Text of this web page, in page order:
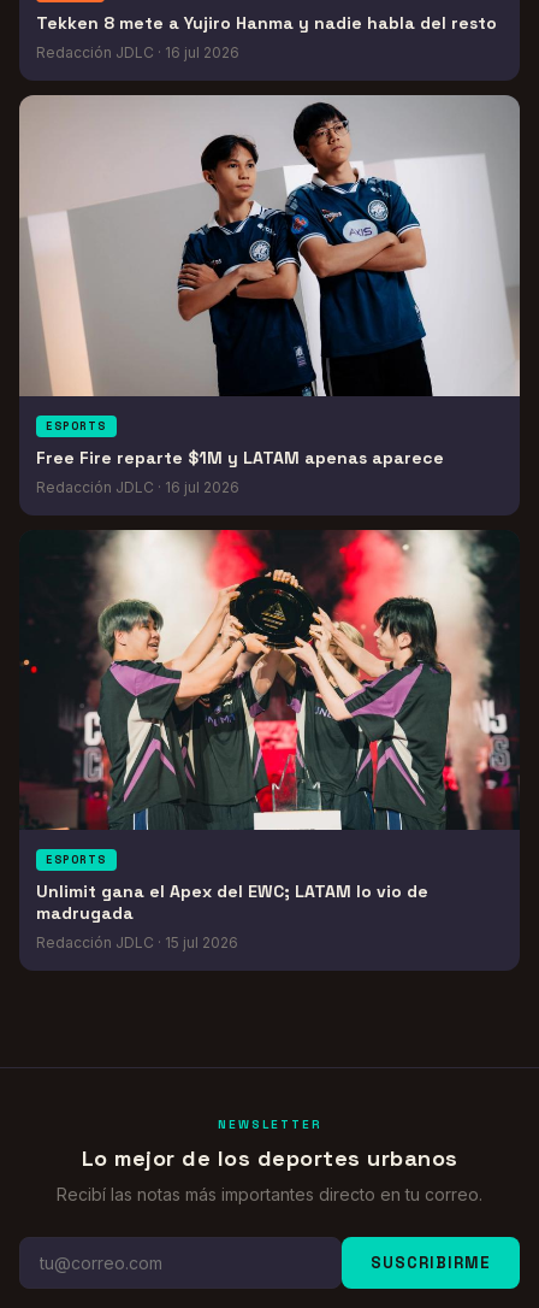
Tekken 8 mete a Yujiro Hanma y nadie habla del resto
Redacción JDLC · 16 jul 2026
ESPORTS
Free Fire reparte $1M y LATAM apenas aparece
Redacción JDLC · 16 jul 2026
ESPORTS
Unlimit gana el Apex del EWC; LATAM lo vio de
madrugada
Redacción JDLC · 15 jul 2026
NEWSLETTER
Lo mejor de los deportes urbanos
Recibí las notas más importantes directo en tu correo.
SUSCRIBIRME